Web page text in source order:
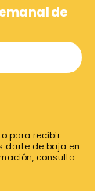
de
para recibir
darte de baja en
consulta